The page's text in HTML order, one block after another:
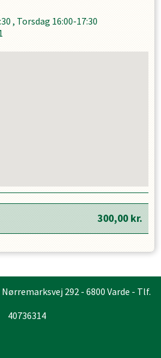
, Torsdag 16:00-17:30
300,00 kr.
292 - 6800 Varde - Tlf.
40736314